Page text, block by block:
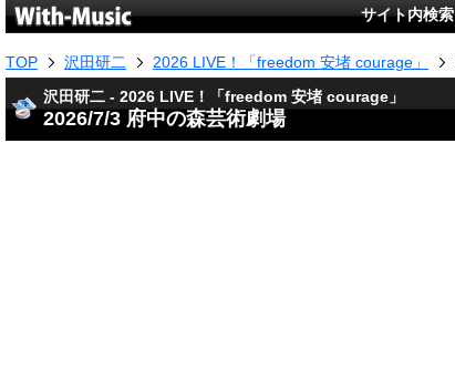
サイト内検索
TOP 沢田研二 2026 LIVE！「freedom 安堵 courage」
沢田研二 - 2026 LIVE！「freedom 安堵 courage」
2026/7/3 府中の森芸術劇場